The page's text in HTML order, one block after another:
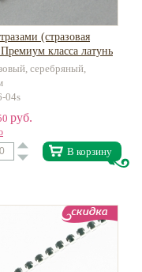
(стразовая
класса латунь
серебряный,
04s
руб.
В корзину